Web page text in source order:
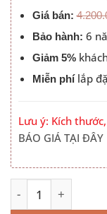
Giá bán:
Bảo hành: 6
Giảm 5%
Miễn phílắp
Lưu ý: Kích
BÁO GIÁ TẠI ĐÂY
Giường Ngủ Có
Alternative: